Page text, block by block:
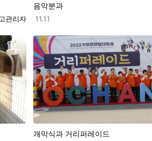
자
관리자
음악분과
등록일
11.11
개막식과 거리퍼레이드